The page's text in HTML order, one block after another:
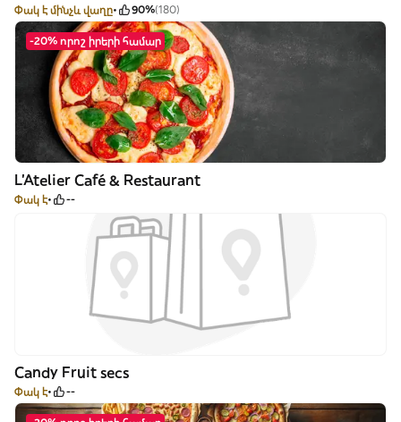
Փակ է մինչև վաղը 90%(180)
-20% որոշ իրերի համար
L'Atelier Café & Restaurant
Փակ է --
Candy Fruit secs
Փակ է --